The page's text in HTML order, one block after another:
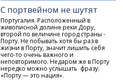
С портвейном не шутят
Португалия. Расположенный в
живописной долине реки Дору,
второй по величине город страны -
Порту. Не побывать хотя бы раз в
жизни в Порту, значит лишить себя
чего-то очень важного и
неповторимого. Недаром же в Порту
нередко можно услышать фразу:
«Порту — это нация».